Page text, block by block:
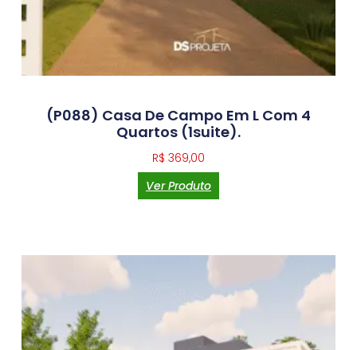
(P088) Casa De Campo Em L Com 4
Quartos (1suite).
R$ 369,00
Ver Produto